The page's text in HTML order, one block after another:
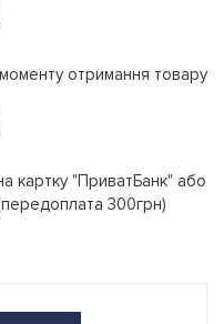
отримання товару
картку "ПриватБанк" або
300грн)